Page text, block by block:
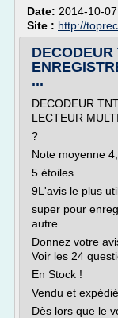
Date: 2014-10-
Site : http://
...
DECODEUR
LECTEUR
?
Note moyenne
5 étoiles
9L'avis le plus
super pour
autre.
Donnez votre
Voir les 24
En Stock !
Vendu et
Dès lors que le